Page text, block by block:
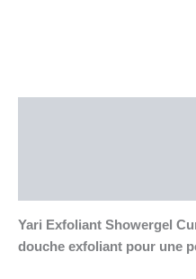
Yari Exfoliant Showergel
douche exfoliant pour une